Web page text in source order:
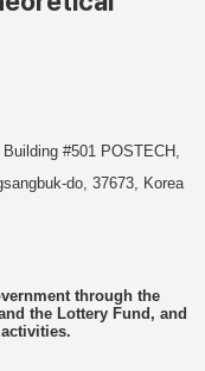
#501 POSTECH,
do, 37673, Korea
through the
the Lottery Fund, and